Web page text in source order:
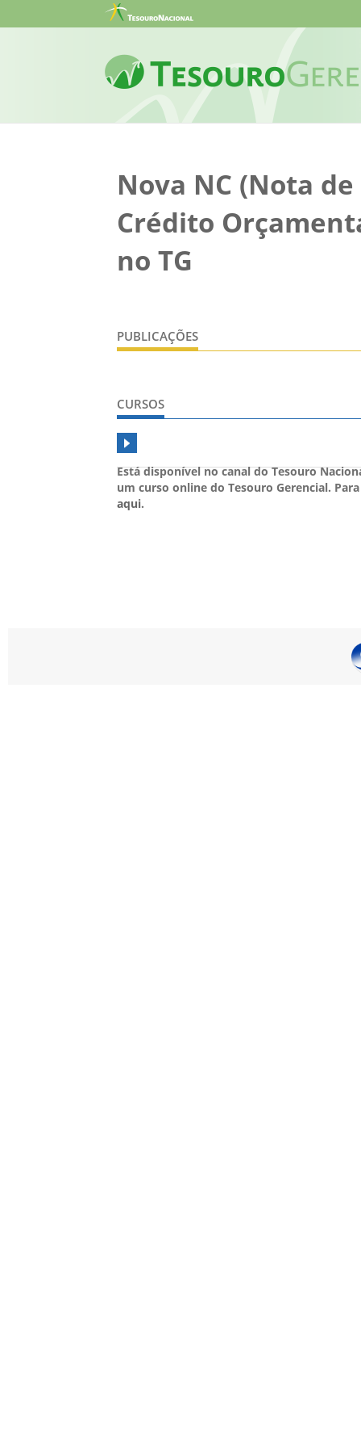
Nova NC (Nota de
Crédito
no TG
PUBLICAÇÕES
CURSOS
Está disponível no canal do Tesouro
um curso online do Tesouro Gerencial.
aqui.